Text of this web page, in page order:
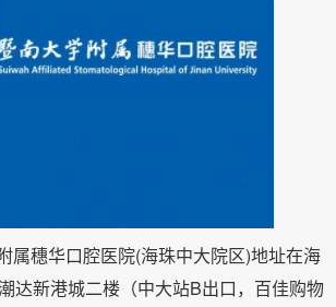
属穗华口腔医院(海珠中大院区)地址在海
达新港城二楼（中大站B出口，百佳购物